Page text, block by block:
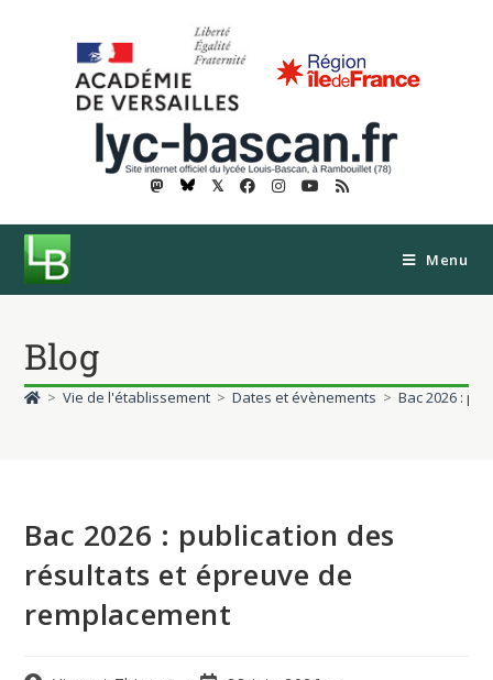
𝕏
Menu
Blog
> Vie de l'établissement > Dates et évènements > Bac 2026 :
Bac 2026 : publication des
résultats et épreuve de
remplacement